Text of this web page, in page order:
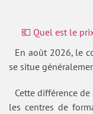
💶 Quel est le
En août 2026, le
se situe
Cette différence
les centres de